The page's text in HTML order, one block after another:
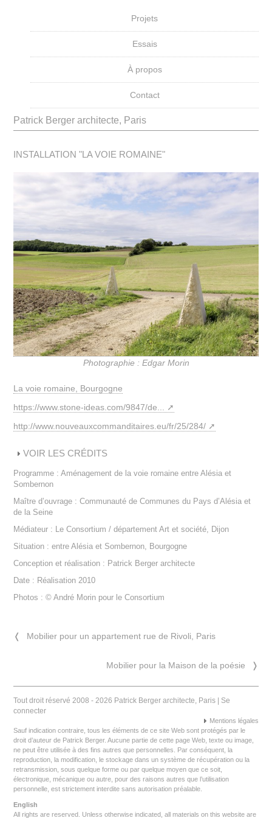
Projets
Essais
À propos
Contact
Patrick Berger architecte, Paris
INSTALLATION "LA VOIE ROMAINE"
Photographie : Edgar Morin
La voie romaine, Bourgogne
https://www.stone-ideas.com/9847/de...
http://www.nouveauxcommanditaires.eu/fr/25/284/
VOIR LES CRÉDITS
Programme : Aménagement de la voie romaine entre Alésia et
Sombernon
Maître d’ouvrage : Communauté de Communes du Pays d’Alésia et
de la Seine
Médiateur : Le Consortium / département Art et société, Dijon
Situation : entre Alésia et Sombernon, Bourgogne
Conception et réalisation : Patrick Berger architecte
Date : Réalisation 2010
Photos : © André Morin pour le Consortium
❬ Mobilier pour un appartement rue de Rivoli, Paris
Mobilier pour la Maison de la poésie ❭
Tout droit réservé 2008 - 2026 Patrick Berger architecte, Paris | Se
connecter
Mentions légales
Sauf indication contraire, tous les éléments de ce site Web sont protégés par le
droit d’auteur de Patrick Berger. Aucune partie de cette page Web, texte ou image,
ne peut être utilisée à des fins autres que personnelles. Par conséquent, la
reproduction, la modification, le stockage dans un système de récupération ou la
retransmission, sous quelque forme ou par quelque moyen que ce soit,
électronique, mécanique ou autre, pour des raisons autres que l’utilisation
personnelle, est strictement interdite sans autorisation préalable.
English
All rights are reserved. Unless otherwise indicated, all materials on this website are